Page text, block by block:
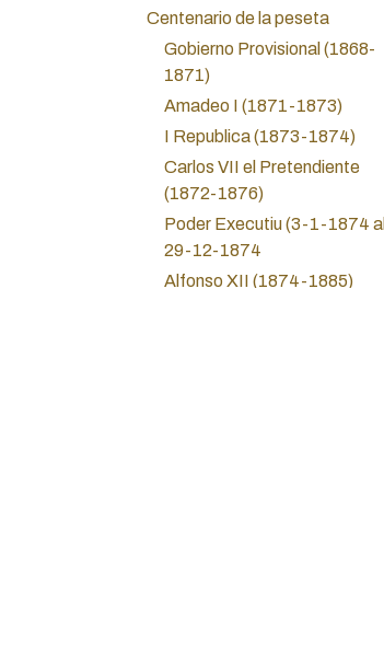
Centenario de la peseta
Gobierno Provisional (1868-
1871)
Amadeo I (1871-1873)
I Republica (1873-1874)
Carlos VII el Pretendiente
(1872-1876)
Poder Executiu (3-1-1874 al
29-12-1874
Alfonso XII (1874-1885)